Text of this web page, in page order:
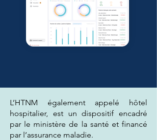
L’HTNM également appelé hôtel
hospitalier, est un dispositif encadré
par le ministère de la santé et financé
par l’assurance maladie.